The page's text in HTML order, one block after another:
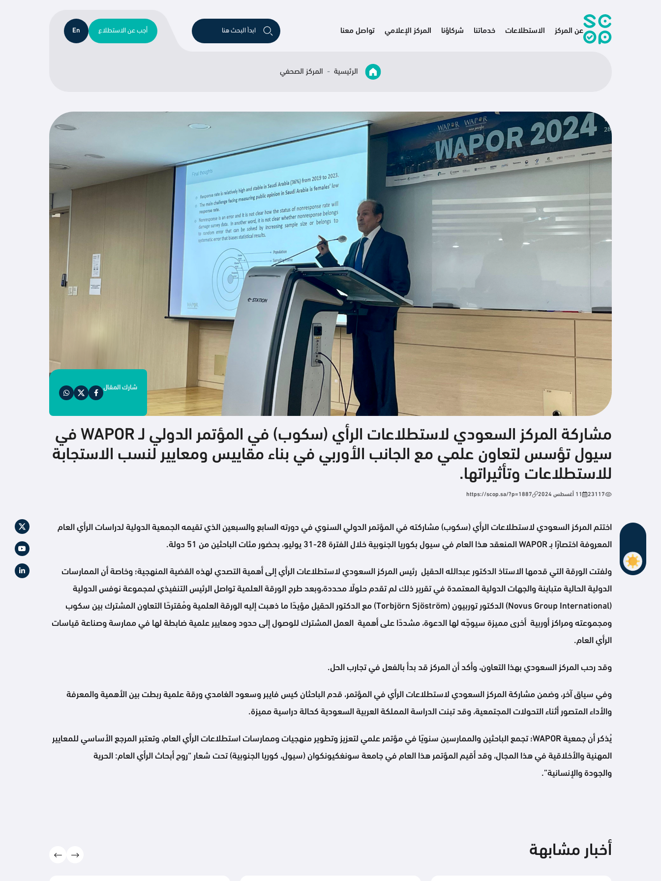
عن المركز الاستطلاعات خدماتنا شركاؤنا المركز الإعلامي تواصل معنا أجب عن الاستطلاع En
الرئيسية المركز الصحفي
شارك المقال
مشاركة المركز السعودي لاستطلاعات الرأي (سكوب) في المؤتمر الدولي لـ WAPOR في
سيول تؤسس لتعاون علمي مع الجانب الأوربي في بناء مقاييس ومعايير لنسب الاستجابة
للاستطلاعات وتأثيراتها.
23117 11 أغسطس 2024 https://scop.sa/?p=1887
اختتم المركز السعودي لاستطلاعات الرأي (سكوب) مشاركته في المؤتمر الدولي السنوي في دورته السابع والسبعين الذي تقيمه الجمعية الدولية لدراسات الرأي العام
المعروفة اختصارًا بـ WAPOR المنعقد هذا العام في سيول بكوريا الجنوبية خلال الفترة 28-31 يوليو، بحضور مئات الباحثين من 51 دولة.
ولفتت الورقة التي قدمها الاستاذ الدكتور عبدالله الحقيل رئيس المركز السعودي لاستطلاعات الرأي إلى أهمية التصدي لهذه القضية المنهجية؛ وخاصة أن الممارسات
الدولية الحالية متباينة والجهات الدولية المعتمدة في تقرير ذلك لم تقدم حلولًا محددة،وبعد طرح الورقة العلمية تواصل الرئيس التنفيذي لمجموعة نوفس الدولية
(Novus Group International) الدكتور توربيون (Torbjörn Sjöström) مع الدكتور الحقيل مؤيدًا ما ذهبت إليه الورقة العلمية ومُقترحًا التعاون المشترك بين سكوب
ومجموعته ومراكز أوربية أخرى مميزة سيوجّه لها الدعوة، مشددًا على أهمية العمل المشترك للوصول إلى حدود ومعايير علمية ضابطة لها في ممارسة وصناعة قياسات
الرأي العام.
وقد رحب المركز السعودي بهذا التعاون، وأكد أن المركز قد بدأ بالفعل في تجارب الحل.
وفي سياق آخر، وضمن مشاركة المركز السعودي لاستطلاعات الرأي في المؤتمر، قدم الباحثان كيس فايبر وسعود الغامدي ورقة علمية ربطت بين الأهمية والمعرفة
والأداء المتصور أثناء التحولات المجتمعية، وقد تبنت الدراسة المملكة العربية السعودية كحالة دراسية مميزة.
يُذكر أن جمعية WAPOR؛ تجمع الباحثين والممارسين سنويًا في مؤتمر علمي لتعزيز وتطوير منهجيات وممارسات استطلاعات الرأي العام، وتعتبر المرجع الأساسي للمعايير
المهنية والأخلاقية في هذا المجال، وقد أقيم المؤتمر هذا العام في جامعة سونغكيونكوان (سيول، كوريا الجنوبية) تحت شعار “روح أبحاث الرأي العام: الحرية
والجودة والإنسانية”.
أخبار مشابهة